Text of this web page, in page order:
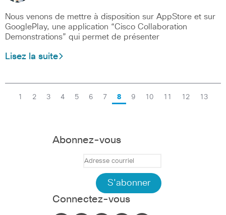
Nous venons de mettre à disposition sur AppStore et sur
GooglePlay, une application “Cisco Collaboration
Demonstrations” qui permet de présenter
Lisez la suite
1 2 3 4 5 6 7 8 9 10 11 12 13
Abonnez-vous
Connectez-vous